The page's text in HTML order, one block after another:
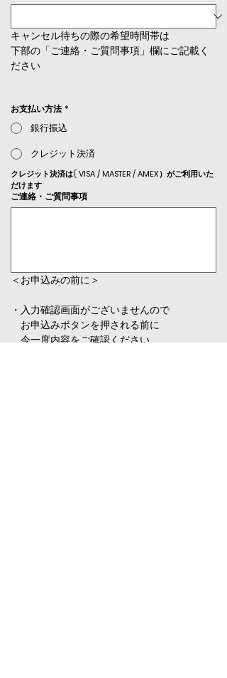
キャンセル待ちの際の希望時間帯は
下部の「ご連絡・ご質問事項」欄にご記載く
ださい
お支払い方法 *
銀行振込
クレジット決済
クレジット決済は( VISA / MASTER / AMEX）がご利用いた
だけます
ご連絡・ご質問事項
＜お申込みの前に＞
・入力確認画面がございませんので
お申込みボタンを押される前に
今一度内容をご確認ください